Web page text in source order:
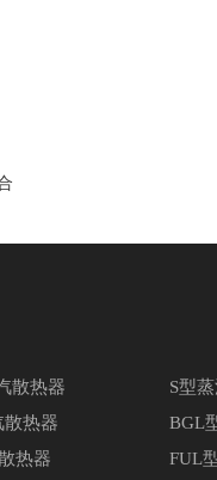
散热器
S型
热器
BGL
热器
FUL